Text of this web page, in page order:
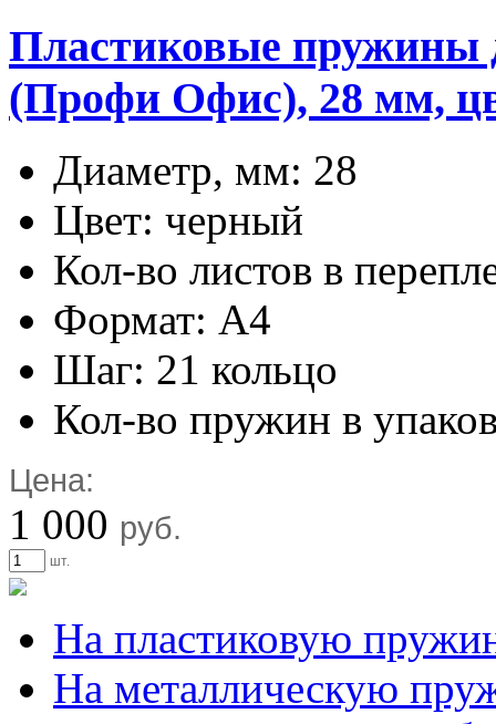
Пластиковые пружины
(Профи Офис), 28 мм,
Диаметр, мм: 28
Цвет: черный
Кол-во листов в
Формат: А4
Шаг: 21 кольцо
Кол-во пружин в
Цена:
1 000 руб.
шт.
На пластиковую
На металлическую